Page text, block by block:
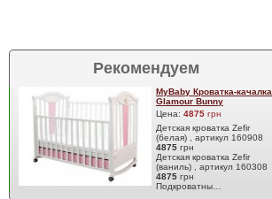
Рекомендуем
MyBaby Кроватка-качалка
Glamour Bunny
Цена: 4875 грн
Детская кроватка Zefir
(белая) , артикул 160908
4875 грн
Детская кроватка Zefir
(ваниль) , артикул 160308
4875 грн
Подкроватны…